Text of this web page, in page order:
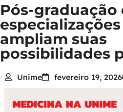
Pós-graduação
ampliam suas
possibilidades
Unime fevereiro 19, 2026